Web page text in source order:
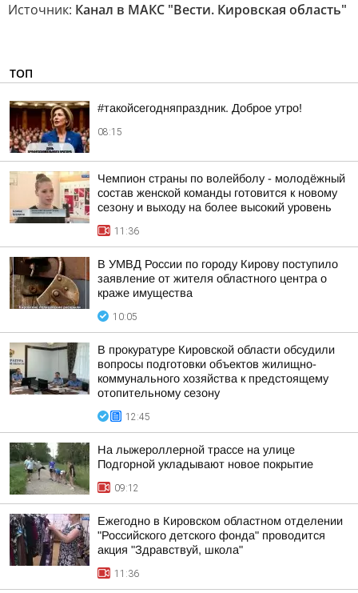
Источник: Канал в МАКС "Вести. Кировская область"
ТОП
#такойсегодняпраздник. Доброе утро!
08:15
Чемпион страны по волейболу - молодёжный
состав женской команды готовится к новому
сезону и выходу на более высокий уровень
11:36
В УМВД России по городу Кирову поступило
заявление от жителя областного центра о
краже имущества
10:05
В прокуратуре Кировской области обсудили
вопросы подготовки объектов жилищно-
коммунального хозяйства к предстоящему
отопительному сезону
12:45
На лыжероллерной трассе на улице
Подгорной укладывают новое покрытие
09:12
Ежегодно в Кировском областном отделении
"Российского детского фонда" проводится
акция "Здравствуй, школа"
11:36